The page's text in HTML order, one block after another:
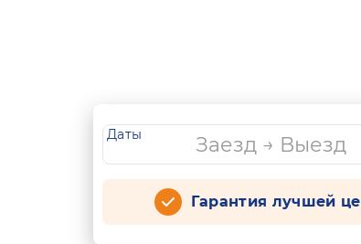
Даты
Гарантия лучшей